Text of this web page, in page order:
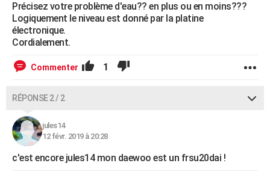
COPAINS D'AVANT
S'inscrire
Se connecter
Lycées
Collèges
Primaires
Universités
Entreprises
Service militaire
Avis de recherche
AVIS DE DÉCÈS
FORUM
Précisez votre problème d'eau?? en plus ou en moins???
Logiquement le niveau est donné par la platine
électronique.
Cordialement.
Commenter 1
RÉPONSE 2 / 2
jules14
12 févr. 2019 à 20:28
c'est encore jules14 mon daewoo est un frsu20dai !